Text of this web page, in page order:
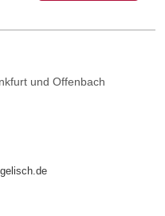
und Offenbach